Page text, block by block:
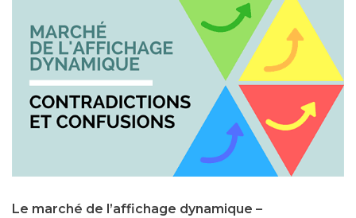
Le marché de l’affichage dynamique –